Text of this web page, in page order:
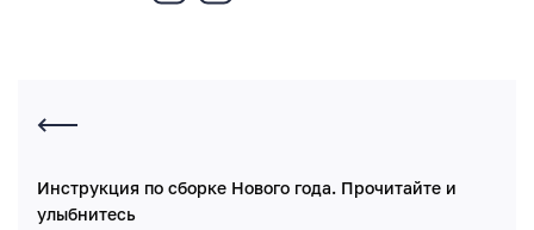
Инструкция по сборке Нового года. Прочитайте и
улыбнитесь